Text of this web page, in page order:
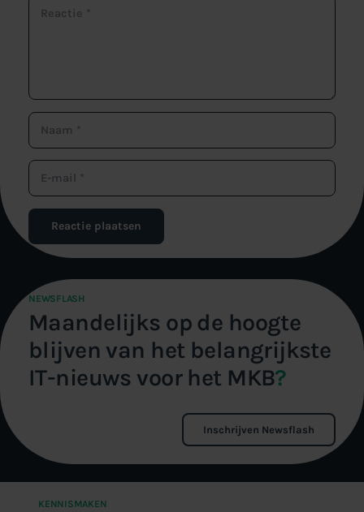
Reactie plaatsen
NEWSFLASH
Maandelijks op de hoogte
blijven van het belangrijkste
IT-nieuws voor het MKB?
Inschrijven Newsflash
KENNISMAKEN